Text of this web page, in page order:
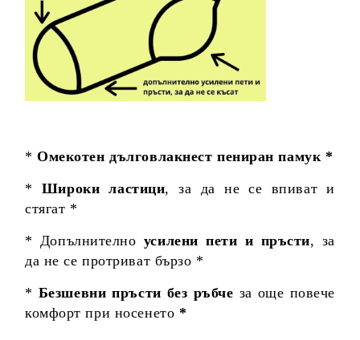
*Омекотен дълговлакнест пениран памук *
* Широки ластици, за да не се впиват и
стягат *
* Допълнително усилени пети и пръсти, за
да не се протриват бързо *
* Безшевни пръсти без ръбче за още повече
комфорт при носенето *